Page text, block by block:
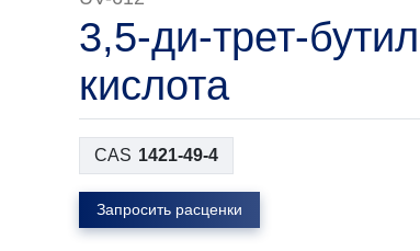
3,5-ди-трет-
кислота
CAS 1421-49-4
Запросить расценки